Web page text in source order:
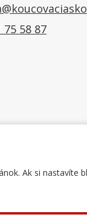
75 58 87
Ak si